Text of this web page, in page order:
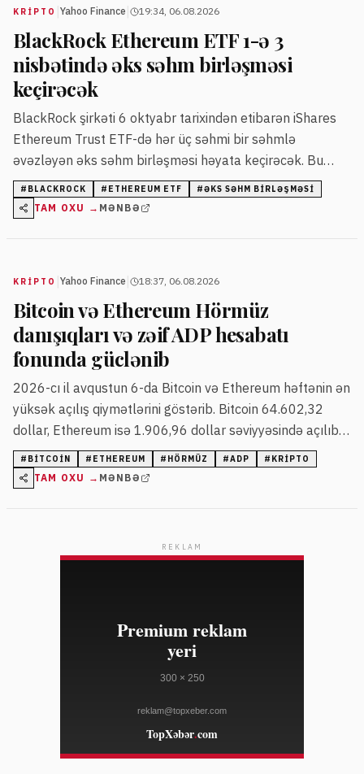
KRIPTO Yahoo Finance 19:34, 06.08.2026
BlackRock Ethereum ETF 1-ə 3
nisbətində əks səhm birləşməsi
keçirəcək
BlackRock şirkəti 6 oktyabr tarixindən etibarən iShares
Ethereum Trust ETF-də hər üç səhmi bir səhmlə
əvəzləyən əks səhm birləşməsi həyata keçirəcək. Bu
dəyişiklik fond dəyərinə təsir etməyəcək.
# BLACKROCK # ETHEREUM ETF #ƏKS SƏHM BIRLƏŞMƏSI
TAM OXU → MƏNBƏ
KRIPTO Yahoo Finance 18:37, 06.08.2026
Bitcoin və Ethereum Hörmüz
danışıqları və zəif ADP hesabatı
fonunda güclənib
2026-cı il avqustun 6-da Bitcoin və Ethereum həftənin ən
yüksək açılış qiymətlərini göstərib. Bitcoin 64.602,32
dollar, Ethereum isə 1.906,96 dollar səviyyəsində açılıb.
Bazar iştirakçıları Hörmüz Boğazının qismən açılması ilə
bağlı danışıqlardan və ADP-nin zəif iş hesabatına
reaksiyada risk aktivlərinə marağın artdığını bildirirlər.
# BITCOIN # ETHEREUM # HÖRMÜZ #ADP # KRIPTO
TAM OXU → MƏNBƏ
REKLAM